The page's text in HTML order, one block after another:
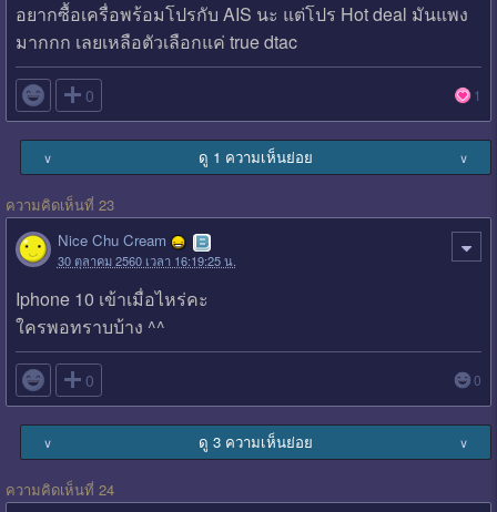
อยากซื้อเครื่อพร้อมโปรกับ AIS นะ แต่โปร Hot deal มันแพง
มากกก เลยเหลือตัวเลือกแค่ true dtac
 0 1
∨ ดู 1 ความเห็นย่อย ∨
ความคิดเห็นที่ 23
Nice Chu Cream
30 ตุลาคม 2560 เวลา 16:19:25 น.
Iphone 10 เข้าเมื่อไหร่คะ
ใครพอทราบบ้าง ^^
 0 0
∨ ดู 3 ความเห็นย่อย ∨
ความคิดเห็นที่ 24